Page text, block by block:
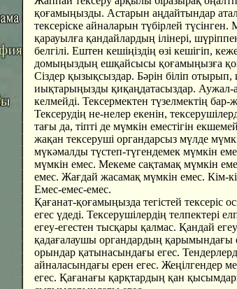
қоғамыңызды. Астарын аңдайтындар
тексеріске айналарын түбірлей
қарауылға қандайлардың ілінері,
белгілі. Ештен кешіңіздің өзі кешігіп,
домыңыздың ешқайсысы қоғамыңызға
Сіздер қызықсыздар. Бәрін біліп отырып,
иықтарыңызды қиқаңдатасыздар. Аужал-
келмейді. Тексермектен түзелмектің
Тексерудің не-нелер екенін,
тағы да, тіпті де мүмкін еместігін
жақан тексеруші органдарсыз мүлде
мүкәмалды түстеп-түгендемек мүмкін
мүмкін емес. Мекеме сақтамақ мүмкін
емес. Жағдай жасамақ мүмкін емес. Кім-
Емес-емес-емес.
Қағанат-қоғамыңызда тегістей тексеріс
егес үдеді. Тексерушілердің телпектері
егеу-егестен тысқары қалмас. Қандай
қадағалаушы органдардың
орындар қатынасындағы егес.
айналасындағы ерен егес. Жеңілгендер
егес. Қағанағы қарқтардың қан